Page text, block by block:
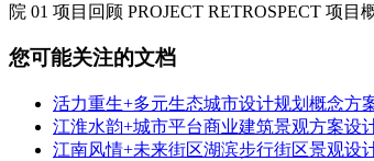
院 01 项目回顾 PROJECT RETROSPECT 项
您可能关注的文档
活力重生+多元生态城市设计规划概念方
江淮水韵+城市平台商业建筑景观方案设
江南风情+未来街区湖滨步行街区景观设